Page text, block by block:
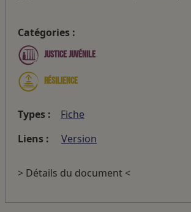
Catégories :
Justice juvénile
Résilience
Types :
Fiche
Liens :
Version
> Détails du document <